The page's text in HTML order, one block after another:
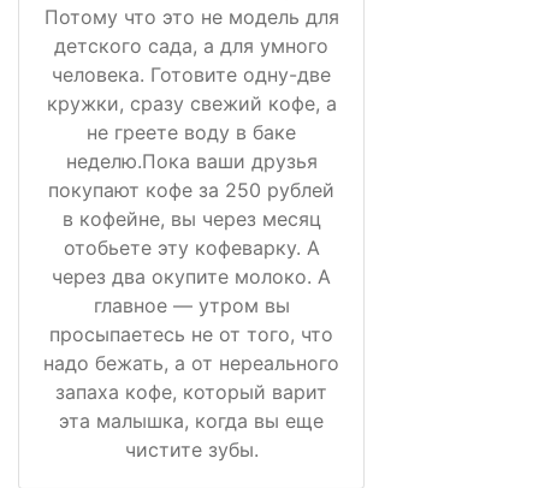
Потому что это не модель для
детского сада, а для умного
человека. Готовите одну-две
кружки, сразу свежий кофе, а
не греете воду в баке
неделю.Пока ваши друзья
покупают кофе за 250 рублей
в кофейне, вы через месяц
отобьете эту кофеварку. А
через два окупите молоко. А
главное — утром вы
просыпаетесь не от того, что
надо бежать, а от нереального
запаха кофе, который варит
эта малышка, когда вы еще
чистите зубы.